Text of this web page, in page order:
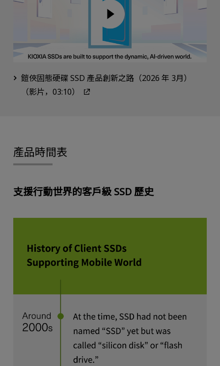
鎧俠固態硬碟 SSD 產品創新之路（2026 年 3月）
（影片，03:10）
產品時間表
支援行動世界的客戶級 SSD 歷史